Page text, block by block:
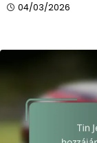
04/03/2026